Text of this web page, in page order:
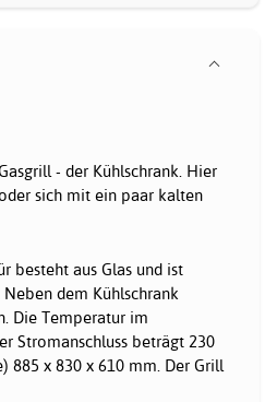
- der Kühlschrank. Hier
sich mit ein paar kalten
besteht aus Glas und ist
dem Kühlschrank
Die Temperatur im
Stromanschluss beträgt 230
885 x 830 x 610 mm. Der Grill